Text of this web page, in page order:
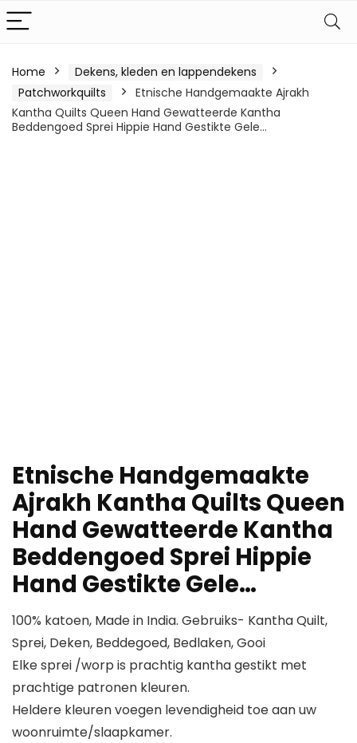
Home
Dekens, kleden en lappendekens
Patchworkquilts
Etnische Handgemaakte Ajrakh
Kantha Quilts Queen Hand Gewatteerde Kantha
Beddengoed Sprei Hippie Hand Gestikte Gele…
Etnische Handgemaakte
Ajrakh Kantha Quilts Queen
Hand Gewatteerde Kantha
Beddengoed Sprei Hippie
Hand Gestikte Gele…
100% katoen, Made in India. Gebruiks- Kantha Quilt,
Sprei, Deken, Beddegoed, Bedlaken, Gooi
Elke sprei /worp is prachtig kantha gestikt met
prachtige patronen kleuren.
Heldere kleuren voegen levendigheid toe aan uw
woonruimte/slaapkamer.